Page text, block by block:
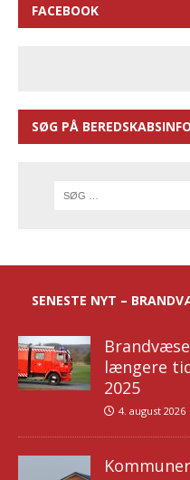
FACEBOOK
SØG PÅ BEREDSKABSINFO
SENESTE NYT –
længere
2025
4. august 2026